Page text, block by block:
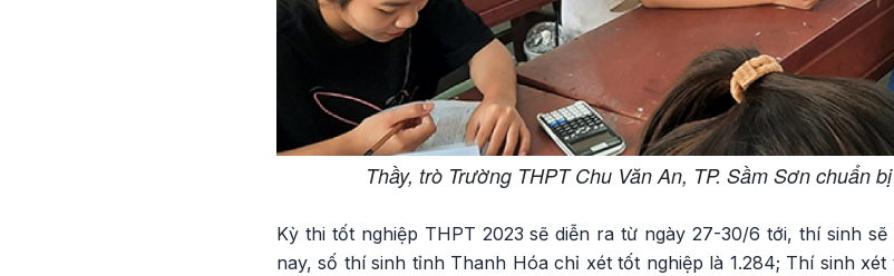
Thầy, trò Trường THPT Chu Văn An, TP. Sầm Sơn chuẩn
Kỳ thi tốt nghiệp THPT 2023 sẽ diễn ra từ ngày 27-30/6 tới, thí sinh
nay, số thí sinh tỉnh Thanh Hóa chỉ xét tốt nghiệp là 1.284; Thí sinh